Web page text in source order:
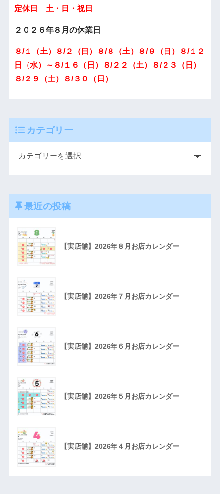
定休日 土・日・祝日
２０２６年８月の休業日
８/１（土）８/２（日）８/８（土）８/９（日）８/１２
日（水）～８/１６（日）８/２２（土）８/２３（日）
８/２９（土）８/３０（日）
カテゴリー
最近の投稿
【実店舗】2026年８月お店カレンダー
【実店舗】2026年７月お店カレンダー
【実店舗】2026年６月お店カレンダー
【実店舗】2026年５月お店カレンダー
【実店舗】2026年４月お店カレンダー